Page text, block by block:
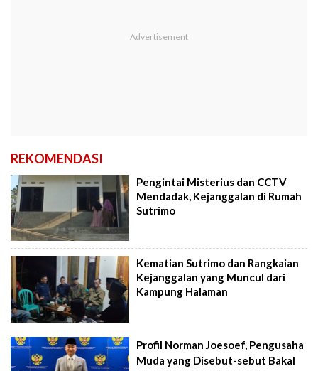
REKOMENDASI
Pengintai Misterius dan CCTV
Mendadak, Kejanggalan di Rumah
Sutrimo
Kematian Sutrimo dan Rangkaian
Kejanggalan yang Muncul dari
Kampung Halaman
Profil Norman Joesoef, Pengusaha
Muda yang Disebut-sebut Bakal